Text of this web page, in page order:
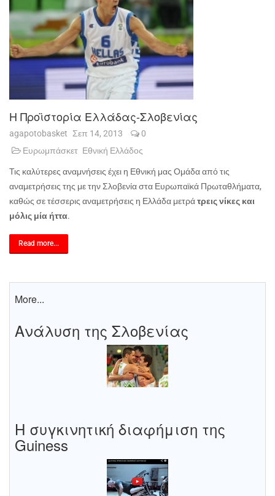
Η Προϊστορία Ελλάδας-Σλοβενίας
agapotobasket Σεπ 14, 2013
0
Ευρωμπάσκετ Εθνική Ελλάδος
Τις καλύτερες αναμνήσεις έχει η Εθνική μας Ομάδα από τις
αναμετρήσεις της με την Σλοβενία στα Ευρωπαϊκά Πρωταθλήματα,
καθώς σε τέσσερις αναμετρήσεις η Ελλάδα μετράτρεις νίκες και
μόλις μία ήττα.
Read more...
More...
Ανάλυση της Σλοβενίας
Η συγκινητική διαφήμιση της
Guiness